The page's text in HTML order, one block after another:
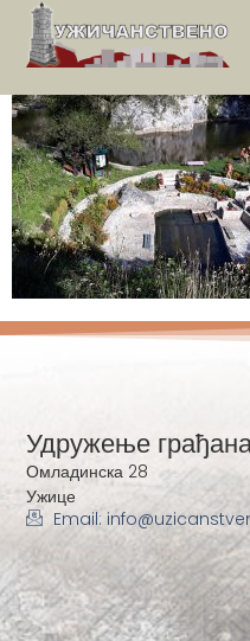
1968
Удружење
Омладинска 28
Ужице
Email: